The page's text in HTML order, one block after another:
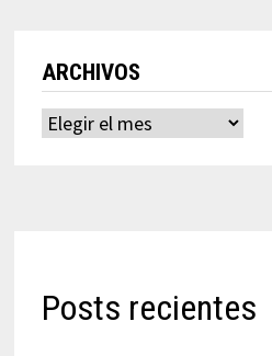
ARCHIVOS
Archivos
Posts recientes